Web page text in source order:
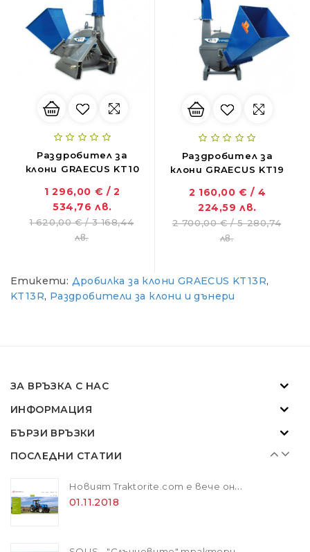
Раздробител за
клони GRAECUS KT10
1 296,00 € / 2
534,76 лв.
1 620,00 € / 3 168,44
лв.
Раздробител за
клони GRAECUS KT19
2 160,00 € / 4
224,59 лв.
2 700,00 € / 5 280,74
лв.
Етикети: Дробилка за клони GRAECUS KT13R,
KT13R, Раздробители за клони и дънери
ЗА ВРЪЗКА С НАС
ИНФОРМАЦИЯ
БЪРЗИ ВРЪЗКИ
ПОСЛЕДНИ СТАТИИ
ZANON MARLIN SA 160 - за лесна резитба в гъста растителност
01.11.2018
01.11.2018
Новият Traktorite.com е вече онлайн
01.11.2018